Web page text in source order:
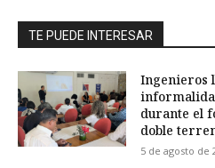
TE PUEDE INTERESAR
Ingenieros
durante el
doble
5 de agosto de